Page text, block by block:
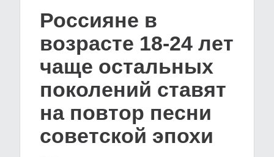
Россияне в
возрасте 18-24 лет
чаще остальных
поколений ставят
на повтор песни
советской эпохи